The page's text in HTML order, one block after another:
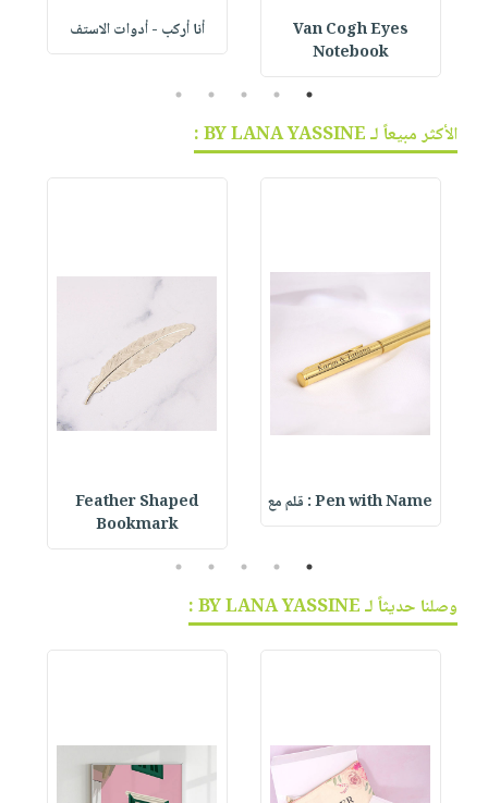
Van Cogh Eyes
Notebook
أنا أركب - أدوات الاستف
1
2
3
4
5
الأكثر مبيعاً لـ BY LANA YASSINE :
Pen with Name : قلم مع
Feather Shaped
Bookmark
1
2
3
4
5
وصلنا حديثاً لـ BY LANA YASSINE :